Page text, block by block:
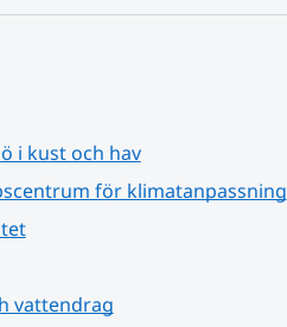
i kust och hav
för klimatanpassning
vattendrag